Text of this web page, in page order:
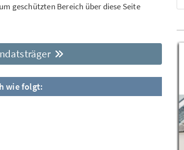
geschützten Bereich über diese Seite
wie folgt: